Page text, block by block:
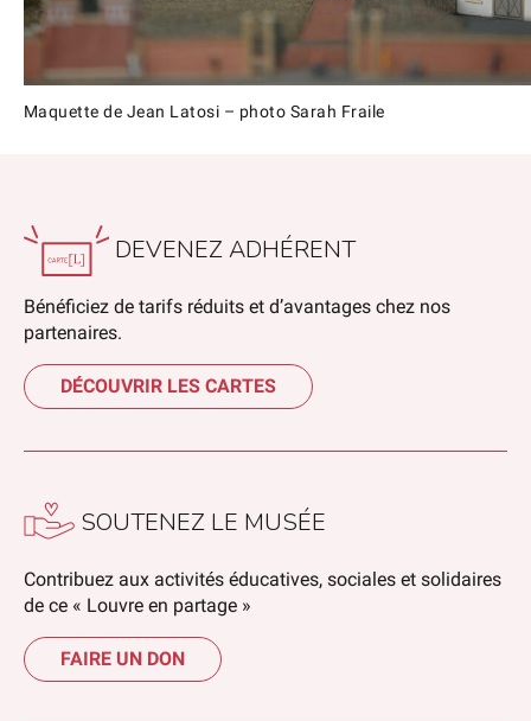
Maquette de Jean Latosi – photo Sarah Fraile
DEVENEZ ADHÉRENT
Bénéficiez de tarifs réduits et d’avantages chez nos
partenaires.
DÉCOUVRIR LES CARTES
SOUTENEZ LE MUSÉE
Contribuez aux activités éducatives, sociales et solidaires
de ce « Louvre en partage »
FAIRE UN DON